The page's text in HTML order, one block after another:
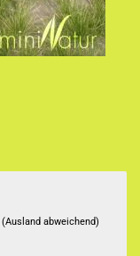
(Ausland abweichend)